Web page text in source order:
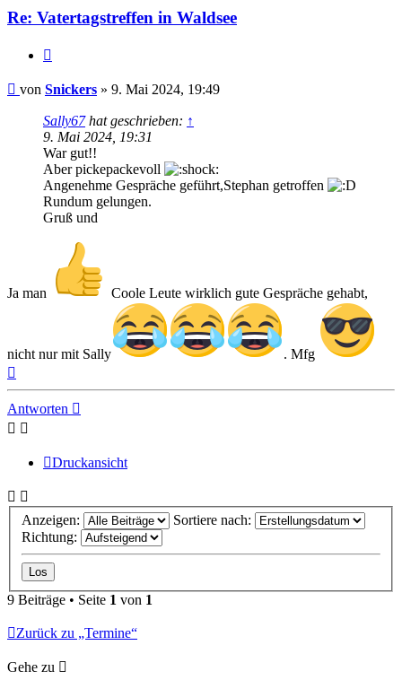
Re: Vatertagstreffen in Waldsee
Beitrag
von Snickers » 9. Mai 2024, 19:49
Sally67hat geschrieben: ↑
9. Mai 2024, 19:31
War gut!!
Aber pickepackevoll
Angenehme Gespräche geführt,Stephan getroffen
Rundum gelungen.
Gruß und
Ja man Coole Leute wirklich gute Gespräche gehabt,
nicht nur mit Sally
. Mfg
Antworten
Druckansicht
Anzeigen:
Sortiere nach:
Richtung:
9 Beiträge • Seite 1 von 1
Zurück zu „Termine“
Gehe zu